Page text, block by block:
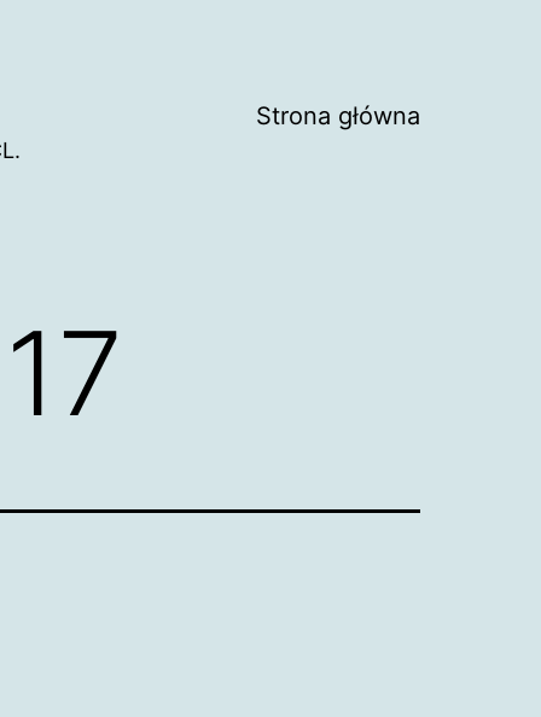
Strona główna